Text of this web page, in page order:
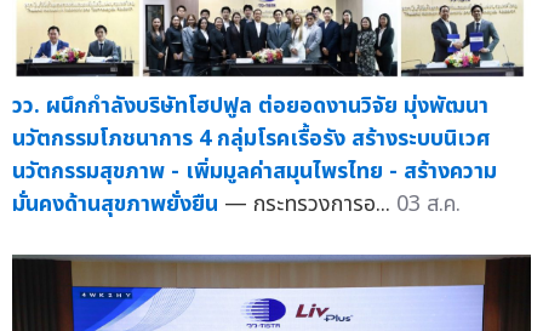
วว. ผนึกกำลังบริษัทโฮปฟูล ต่อยอดงานวิจัย มุ่งพัฒนา
นวัตกรรมโภชนาการ 4 กลุ่มโรคเรื้อรัง สร้างระบบนิเวศ
นวัตกรรมสุขภาพ - เพิ่มมูลค่าสมุนไพรไทย - สร้างความ
มั่นคงด้านสุขภาพยั่งยืน — กระทรวงการอ... 03 ส.ค.